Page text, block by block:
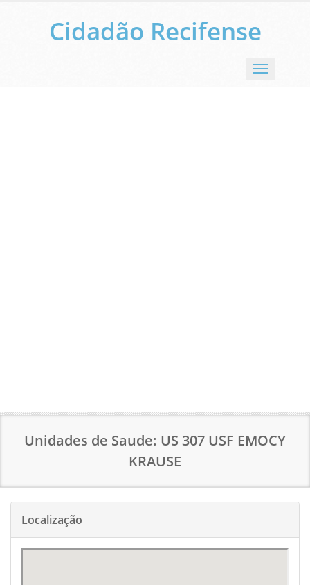
Cidadão Recifense
Menu
Unidades de Saude: US 307 USF EMOCY
KRAUSE
Localização